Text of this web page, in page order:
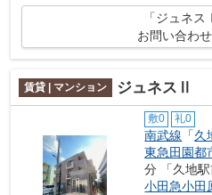
「ジュネ
お問い合わ
賃貸 | マンション ジュネスⅡ
敷0 礼0
南武線 「久
東急田園都
分 「久地
小田急小田